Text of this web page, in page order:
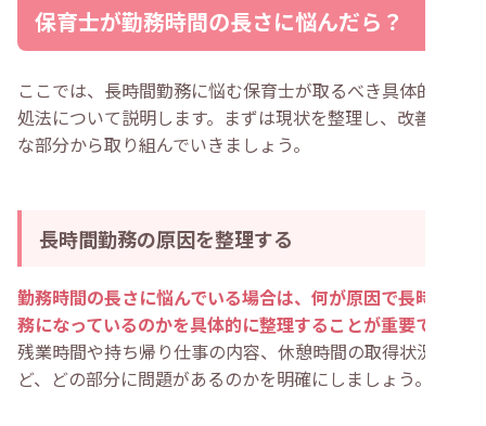
保育士が勤務時間の長さに悩んだら？
ここでは、長時間勤務に悩む保育士が取るべき具体的な対
処法について説明します。まずは現状を整理し、改善可能
な部分から取り組んでいきましょう。
長時間勤務の原因を整理する
勤務時間の長さに悩んでいる場合は、何が原因で長時間勤
務になっているのかを具体的に整理することが重要です
残業時間や持ち帰り仕事の内容、休憩時間の取得状況な
ど、どの部分に問題があるのかを明確にしましょう。